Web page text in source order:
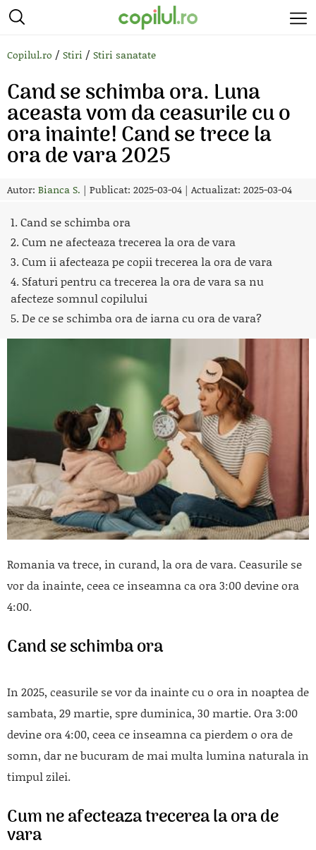
Copilul.ro / Stiri / Stiri sanatate
Cand se schimba ora. Luna
aceasta vom da ceasurile cu o
ora inainte! Cand se trece la
ora de vara 2025
Autor: Bianca S. | Publicat: 2025-03-04 | Actualizat: 2025-03-04
1. Cand se schimba ora
2. Cum ne afecteaza trecerea la ora de vara
3. Cum ii afecteaza pe copii trecerea la ora de vara
4. Sfaturi pentru ca trecerea la ora de vara sa nu
afecteze somnul copilului
5. De ce se schimba ora de iarna cu ora de vara?
Romania va trece, in curand, la ora de vara. Ceasurile se
vor da inainte, ceea ce inseamna ca ora 3:00 devine ora
4:00.
Cand se schimba ora
In 2025, ceasurile se vor da inainte cu o ora in noaptea de
sambata, 29 martie, spre duminica, 30 martie. Ora 3:00
devine ora 4:00, ceea ce inseamna ca pierdem o ora de
somn, dar ne bucuram de mai multa lumina naturala in
timpul zilei.
Cum ne afecteaza trecerea la ora de
vara